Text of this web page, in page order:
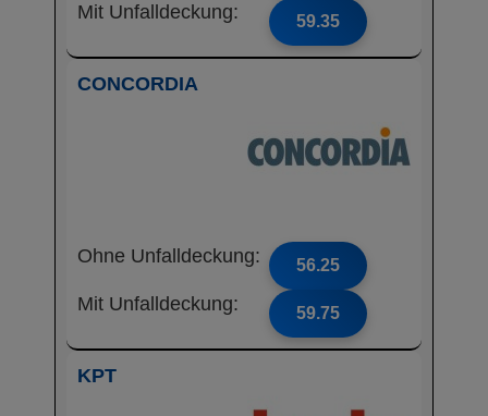
Mit Unfalldeckung: 59.35
CONCORDIA
Ohne Unfalldeckung: 56.25
Mit Unfalldeckung: 59.75
KPT